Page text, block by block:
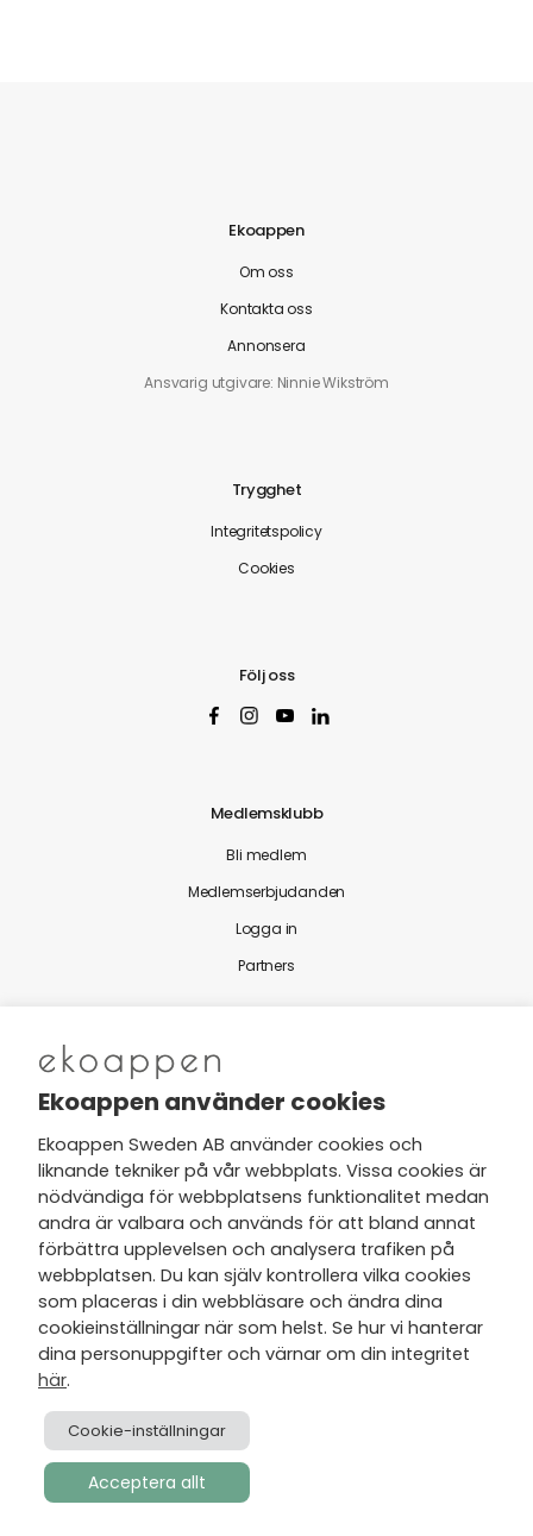
Ekoappen
Om oss
Kontakta oss
Annonsera
Ansvarig utgivare: Ninnie Wikström
Trygghet
Integritetspolicy
Cookies
Följ oss
Medlemsklubb
Bli medlem
Medlemserbjudanden
Logga in
Partners
Nytt från Ekoappen
Jag har tagit del av Ekoappens
personuppgifts- och
integritetspolicyoch tar gärna del
av nyheter, hälsotips och exklusiva
erbjudanden via min e-post.
Skapad av
Ekoappen använder cookies
Ekoappen Sweden AB använder cookies och
liknande tekniker på vår webbplats. Vissa cookies är
nödvändiga för webbplatsens funktionalitet medan
andra är valbara och används för att bland annat
förbättra upplevelsen och analysera trafiken på
webbplatsen. Du kan själv kontrollera vilka cookies
som placeras i din webbläsare och ändra dina
cookieinställningar när som helst. Se hur vi hanterar
dina personuppgifter och värnar om din integritet
här.
Cookie-inställningar
Acceptera allt